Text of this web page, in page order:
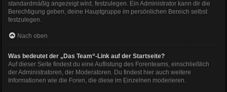
standardmäßig angezeigt wird, festzulegen. Ein Administrator kann dir die
Berechtigung geben, deine Hauptgruppe im persönlichen Bereich selbst
festzulegen.
Nach oben
Was bedeutet der „Das Team“-Link auf der Startseite?
Auf dieser Seite findest du eine Auflistung des Forenteams, einschließlich
der Administratoren, der Moderatoren. Du findest hier auch weitere
Informationen wie die Foren, die diese im Einzelnen moderieren.